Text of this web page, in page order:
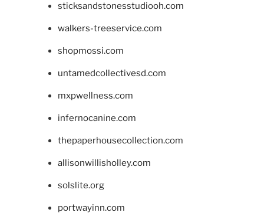
sticksandstonesstudiooh.com
walkers-treeservice.com
shopmossi.com
untamedcollectivesd.com
mxpwellness.com
infernocanine.com
thepaperhousecollection.com
allisonwillisholley.com
solslite.org
portwayinn.com